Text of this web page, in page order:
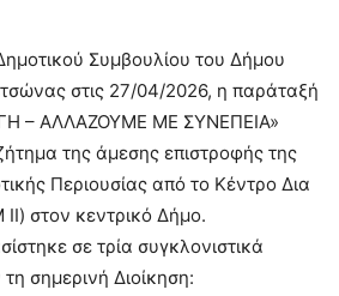
Συμβουλίου του Δήμου
στις 27/04/2026, η παράταξή
– ΑΛΛΑΖΟΥΜΕ ΜΕ ΣΥΝΕΠΕΙΑ»
της άμεσης επιστροφής της
Περιουσίας από το Κέντρο Δια
στον κεντρικό Δήμο.
σε τρία συγκλονιστικά
σημερινή Διοίκηση: